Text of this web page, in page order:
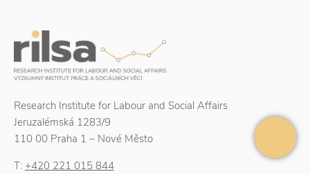
Research Institute for Labour and Social Affairs
Jeruzalémská 1283/9
110 00 Praha 1 – Nové Město
T: +420 221 015 844